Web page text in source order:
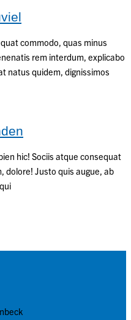
commodo, quas minus
rem interdum, explicabo
natus quidem, dignissimos
hic! Sociis atque consequat
dolore! Justo quis augue, ab